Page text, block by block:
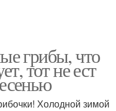
грибы, что
тот не ест
Холодной зимой